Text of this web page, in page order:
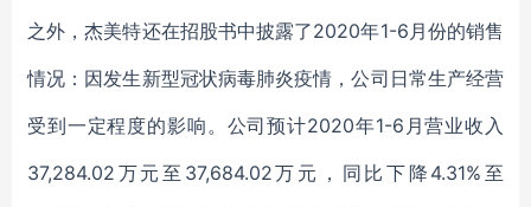
之外，杰美特还在招股书中披露了2020年1-6月份的销售
情况：因发生新型冠状病毒肺炎疫情，公司日常生产经营
受到一定程度的影响。公司预计2020年1-6月营业收入
37,284.02万元至37,684.02万元，同比下降4.31%至